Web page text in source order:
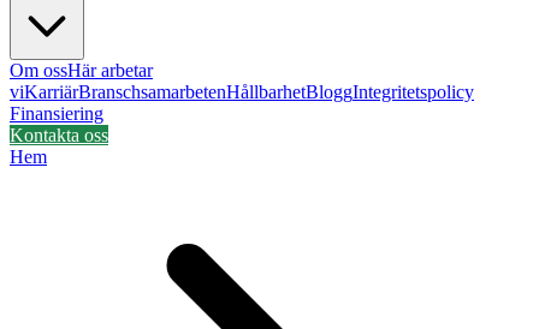
Om ossHär arbetar
viKarriärBranschsamarbetenHållbarhetBloggIntegritetspolicy
Finansiering
Kontakta oss
Hem